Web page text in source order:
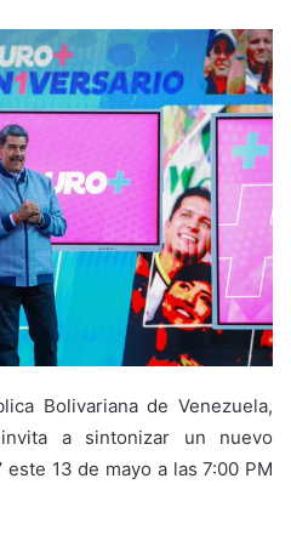
Bolivariana de Venezuela,
invita a sintonizar un nuevo
este 13 de mayo a las 7:00 PM